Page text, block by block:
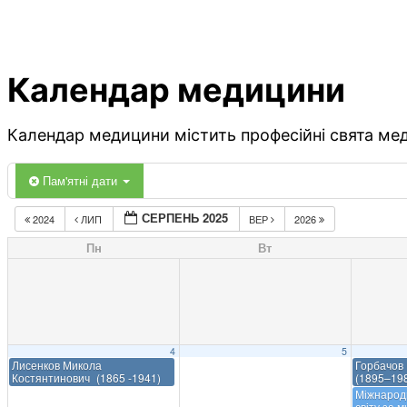
Календар медицини
Календар медицини містить професійні свята
Пам'ятні дати
2024 ЛИП СЕРПЕНЬ 2025 ВЕР 2026
Пн Вт
4
Лисенков Микола
Костянтинович (1865 -1941)
5